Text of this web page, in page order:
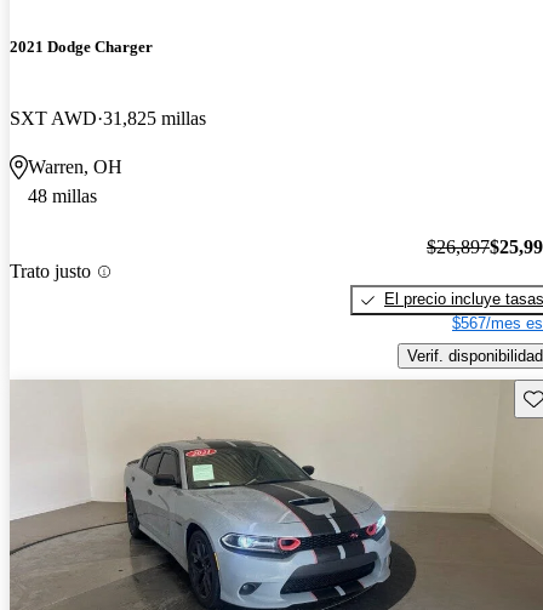
2021 Dodge Charger
SXT AWD 31,825 millas
Warren, OH
48 millas
Trato justo
$26,897
El precio incluye tasas
$567/mes
Verif. disponibilidad